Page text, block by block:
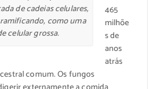
de cadeias celulares,
como uma
celular grossa.
465
milhõe
s de
anos
atrás
comum. Os fungos